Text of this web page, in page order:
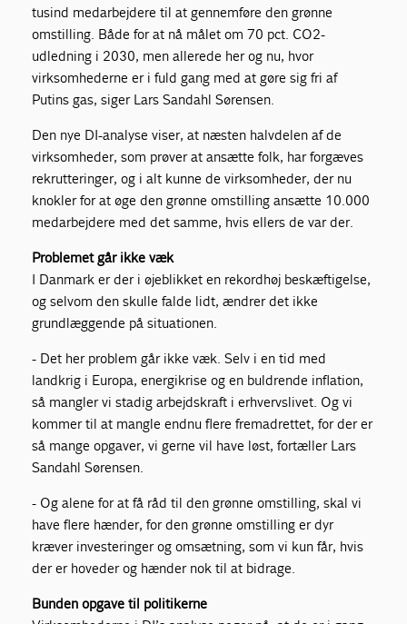
tusind medarbejdere til at gennemføre den grønne
omstilling. Både for at nå målet om 70 pct. CO2-
udledning i 2030, men allerede her og nu, hvor
virksomhederne er i fuld gang med at gøre sig fri af
Putins gas, siger Lars Sandahl Sørensen.
Den nye DI-analyse viser, at næsten halvdelen af de
virksomheder, som prøver at ansætte folk, har forgæves
rekrutteringer, og i alt kunne de virksomheder, der nu
knokler for at øge den grønne omstilling ansætte 10.000
medarbejdere med det samme, hvis ellers de var der.
Problemet går ikke væk
I Danmark er der i øjeblikket en rekordhøj beskæftigelse,
og selvom den skulle falde lidt, ændrer det ikke
grundlæggende på situationen.
- Det her problem går ikke væk. Selv i en tid med
landkrig i Europa, energikrise og en buldrende inflation,
så mangler vi stadig arbejdskraft i erhvervslivet. Og vi
kommer til at mangle endnu flere fremadrettet, for der er
så mange opgaver, vi gerne vil have løst, fortæller Lars
Sandahl Sørensen.
- Og alene for at få råd til den grønne omstilling, skal vi
have flere hænder, for den grønne omstilling er dyr
kræver investeringer og omsætning, som vi kun får, hvis
der er hoveder og hænder nok til at bidrage.
Bunden opgave til politikerne